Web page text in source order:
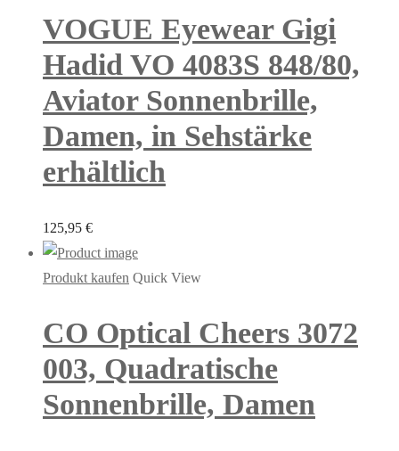
VOGUE Eyewear Gigi
Hadid VO 4083S 848/80,
Aviator Sonnenbrille,
Damen, in Sehstärke
erhältlich
125,95 €
Produkt kaufen Quick View
CO Optical Cheers 3072
003, Quadratische
Sonnenbrille, Damen